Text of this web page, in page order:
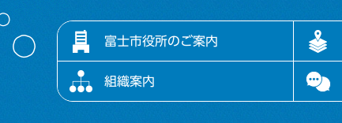
富士市役所のご案内
組織案内